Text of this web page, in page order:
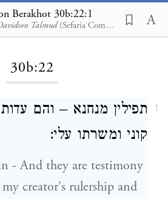
Berakhot 30b:22:1
Talmud (Sefaria Community Translation)
Loading...
30b:22
1
תפילין מנחנא – והם
קוני ומשרתו עלי:
- And they are testimony
creator's rulership and